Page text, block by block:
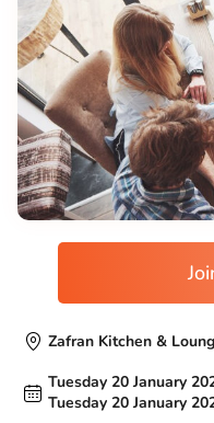
Zafran Kitchen &
Tuesday 20 January
Tuesday 20 January